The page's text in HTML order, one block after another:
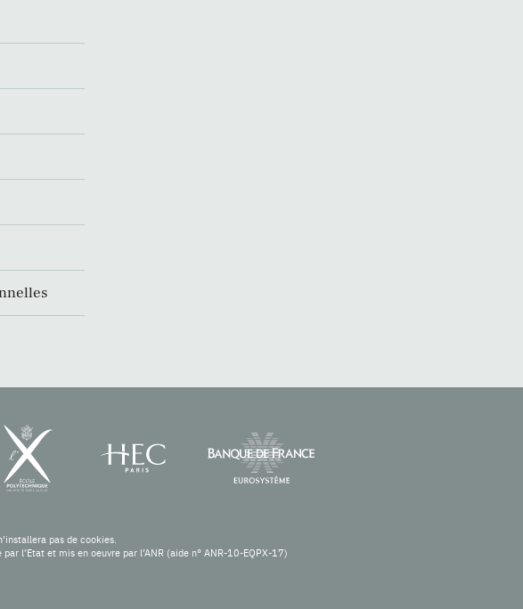
pas de cookies.
l’Etat et mis en oeuvre par l’ANR (aide n° ANR-10-EQPX-17)